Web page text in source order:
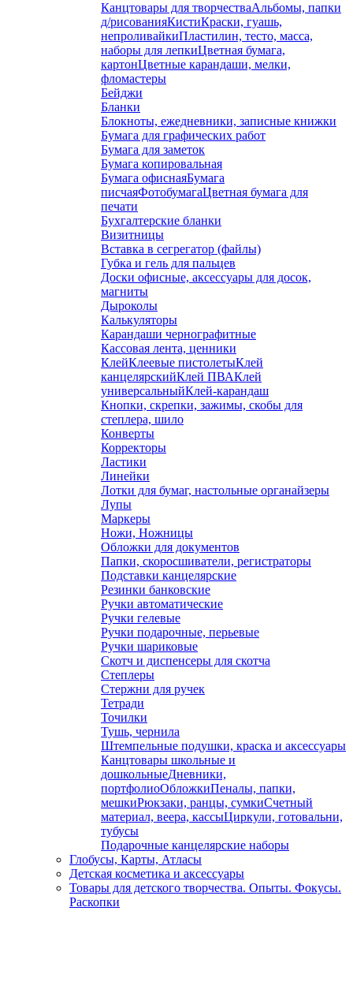
Канцтовары для творчестваАльбомы, папки
д/рисованияКистиКраски, гуашь,
непроливайкиПластилин, тесто, масса,
наборы для лепкиЦветная бумага,
картонЦветные карандаши, мелки,
фломастеры
Бейджи
Бланки
Блокноты, ежедневники, записные книжки
Бумага для графических работ
Бумага для заметок
Бумага копировальная
Бумага офиснаяБумага
писчаяФотобумагаЦветная бумага для
печати
Бухгалтерские бланки
Визитницы
Вставка в сегрегатор (файлы)
Губка и гель для пальцев
Доски офисные, аксессуары для досок,
магниты
Дыроколы
Калькуляторы
Карандаши чернографитные
Кассовая лента, ценники
КлейКлеевые пистолетыКлей
канцелярскийКлей ПВАКлей
универсальныйКлей-карандаш
Кнопки, скрепки, зажимы, скобы для
степлера, шило
Конверты
Корректоры
Ластики
Линейки
Лотки для бумаг, настольные органайзеры
Лупы
Маркеры
Ножи, Ножницы
Обложки для документов
Папки, скоросшиватели, регистраторы
Подставки канцелярские
Резинки банковские
Ручки автоматические
Ручки гелевые
Ручки подарочные, перьевые
Ручки шариковые
Скотч и диспенсеры для скотча
Степлеры
Стержни для ручек
Тетради
Точилки
Тушь, чернила
Штемпельные подушки, краска и аксессуары
Канцтовары школьные и
дошкольныеДневники,
портфолиоОбложкиПеналы, папки,
мешкиРюкзаки, ранцы, сумкиСчетный
материал, веера, кассыЦиркули, готовальни,
тубусы
Подарочные канцелярские наборы
Глобусы, Карты, Атласы
Детская косметика и аксессуары
Товары для детского творчества. Опыты. Фокусы.
Раскопки